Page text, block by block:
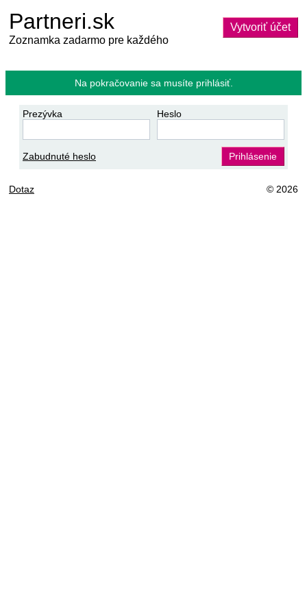
Partneri.sk
Zoznamka zadarmo pre každého
Vytvoriť účet
Na pokračovanie sa musíte prihlásiť.
Prezývka Heslo
Zabudnuté heslo Prihlásenie
Dotaz © 2026